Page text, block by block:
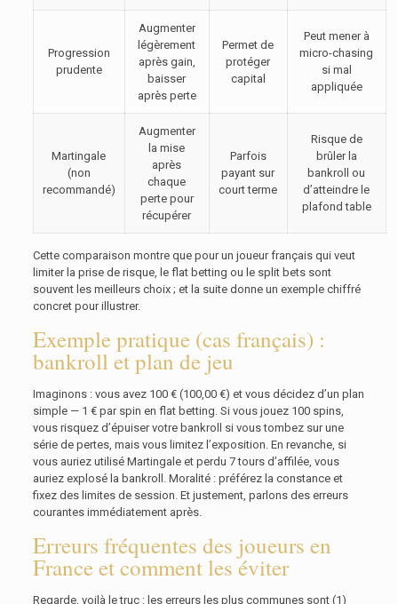
Progression
prudente
Augmenter
légèrement
après gain,
baisser
après perte
Permet de
protéger
capital
Peut mener à
micro-chasing
si mal
appliquée
Martingale
(non
recommandé)
Augmenter
la mise
après
chaque
perte pour
récupérer
Parfois
payant sur
court terme
Risque de
brûler la
bankroll ou
d’atteindre le
plafond table
Cette comparaison montre que pour un joueur français qui veut
limiter la prise de risque, le flat betting ou le split bets sont
souvent les meilleurs choix ; et la suite donne un exemple chiffré
concret pour illustrer.
Exemple pratique (cas français) :
bankroll et plan de jeu
Imaginons : vous avez 100 € (100,00 €) et vous décidez d’un plan
simple — 1 € par spin en flat betting. Si vous jouez 100 spins,
vous risquez d’épuiser votre bankroll si vous tombez sur une
série de pertes, mais vous limitez l’exposition. En revanche, si
vous auriez utilisé Martingale et perdu 7 tours d’affilée, vous
auriez explosé la bankroll. Moralité : préférez la constance et
fixez des limites de session. Et justement, parlons des erreurs
courantes immédiatement après.
Erreurs fréquentes des joueurs en
France et comment les éviter
Regarde, voilà le truc : les erreurs les plus communes sont (1)